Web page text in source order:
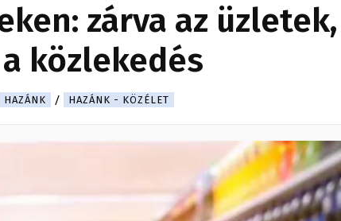
zárva az üzletek,
közlekedés
HAZÁNK HAZÁNK - KÖZÉLET